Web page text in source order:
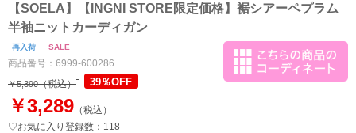
【SOELA】【INGNI STORE限定価格】裾シアーペプラム
半袖ニットカーディガン
再入荷 SALE
商品番号： 6999-600286
￥5,390（税込） 39％OFF
￥3,289 （税込）
♡お気に入り登録数：118